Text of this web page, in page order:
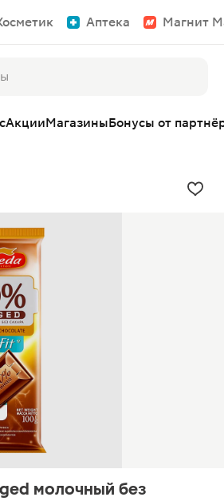
Аптека Магнит
АкцииМагазиныБонусы от
молочный без